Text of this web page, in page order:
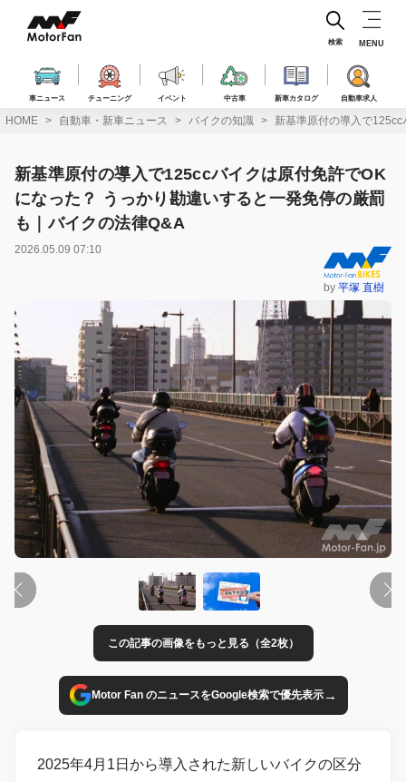
ス
車ニュース チューニング イベント 中古車 新車カタログ 自動車求人
検索 MENU
HOME 自動車・新車ニュース バイクの知識 新基準原付の導入で
新基準原付の導入で125ccバイクは原付免許でOK
になった？ うっかり勘違いすると一発免停の厳罰
も｜バイクの法律Q&A
2026.05.09 07:10
by平塚 直樹
この記事の画像をもっと見る（全2枚）
Motor Fan のニュースをGoogle検索で優先表示→
2025年4月1日から導入された新しいバイクの区分